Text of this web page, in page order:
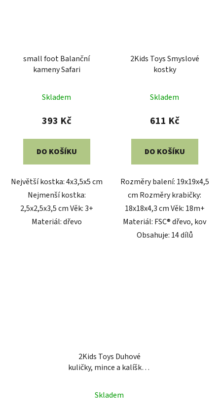
small foot Balanční
kameny Safari
Skladem
393 Kč
DO KOŠÍKU
Největší kostka: 4x3,5x5 cm
Nejmenší kostka:
2,5x2,5x3,5 cm Věk: 3+
Materiál: dřevo
2Kids Toys Smyslové
kostky
Skladem
611 Kč
DO KOŠÍKU
Rozměry balení: 19x19x4,5
cm Rozměry krabičky:
18x18x4,3 cm Věk: 18m+
Materiál: FSC® dřevo, kov
Obsahuje: 14 dílů
2Kids Toys Duhové
kuličky, mince a kalíšky 8
Skladem